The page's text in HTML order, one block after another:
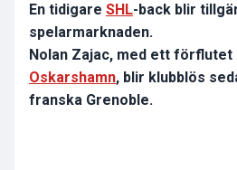
En tidigare SHL-back blir
spelarmarknaden.
Nolan Zajac, med ett förflutet
Oskarshamn, blir klubblös
franska Grenoble.